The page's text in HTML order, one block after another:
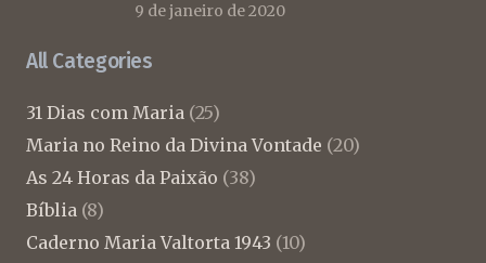
9 de janeiro de 2020
All Categories
31 Dias com Maria (25)
Maria no Reino da Divina Vontade (20)
As 24 Horas da Paixão (38)
Bíblia (8)
Caderno Maria Valtorta 1943 (10)